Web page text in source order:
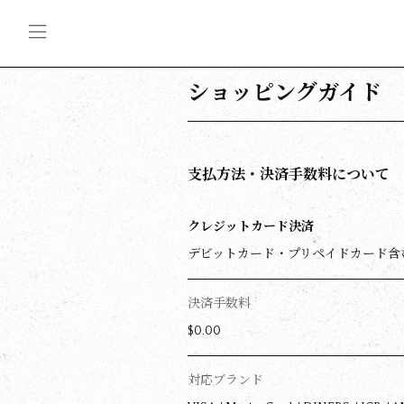
ショッピングガイド
支払方法・決済手数料について
クレジットカード決済
デビットカード・プリペイドカード含
決済手数料
$‌0.00
対応ブランド